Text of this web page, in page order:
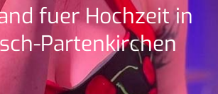
fuer Hochzeit in
Partenkirchen